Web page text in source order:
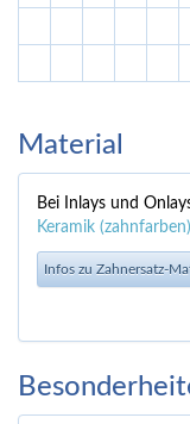
Material
Bei Inlays und
Keramik (zahnfarben)
Infos zu Zahnersatz-